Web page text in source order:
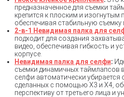
предназначенное для съемки
крепится к плоским и изогнутым
обеспечивая стабильную
2-в-1 Невидимая палка для
подходит для создания
видео, обеспечивая гибкость и
корпусе.
Невидимая палка для селфи:
съемки динамичных таймлапсов
селфи автоматически убирается
сделанных с помощью X3 и X4,
перспективу от третьего лица и